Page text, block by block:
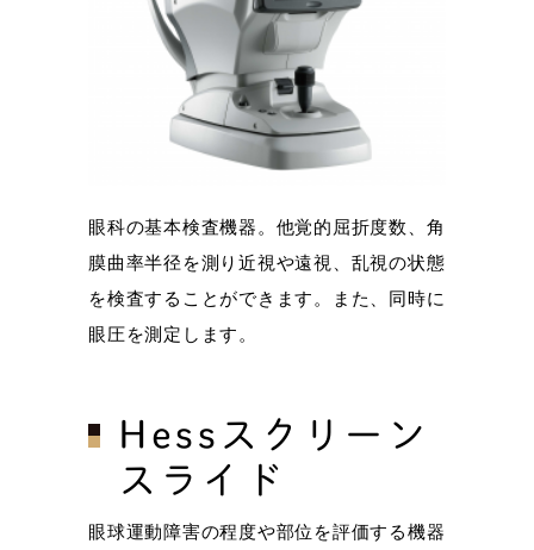
眼科の基本検査機器。他覚的屈折度数、角
膜曲率半径を測り近視や遠視、乱視の状態
を検査することができます。また、同時に
眼圧を測定します。
Hessスクリーン
スライド
眼球運動障害の程度や部位を評価する機器